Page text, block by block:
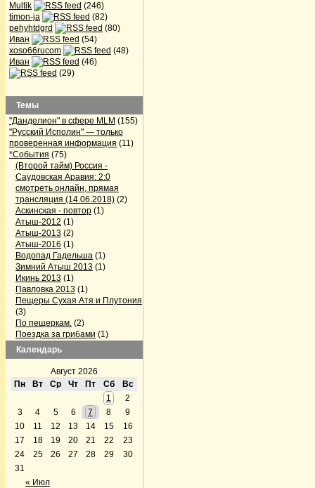
Multik
(246)
timon-ja
(82)
pehyhtdgrd
(80)
Иван
(54)
xoso66rucom
(48)
Иван
(46)
(29)
Темы
"Данделион" в сфере MLM (155)
"Русский Исполин" — только
проверенная информация (11)
*События (75)
(Второй тайм) Россия -
Саудовская Аравия: 2:0
смотреть онлайн, прямая
трансляция (14.06.2018) (2)
Аскинская - повтор (1)
Атыш-2012 (1)
Атыш-2013 (2)
Атыш-2016 (1)
Водопад Гадельша (1)
Зимний Атыш 2013 (1)
Икинь 2013 (1)
Павловка 2013 (1)
Пещеры Сухая Атя и Плутония
(3)
По пещеркам. (2)
Поездка за грибами (1)
Поездка на Павловку
Поездка по пещерам
Челябинской области
Серпиевский пещерный град
Firefox готовит конкурента Skype
(1)
GPS-треки с интернета
(1)
Альпинизм (5)
Байки Семена Воваблина(2)
Барахолка
Лыжи, сноуборды
Календарь
Август 2026
Пн
Вт Ср Чт Пт Сб Вс
« Июл
1
2
3
4 5 6 7 8
9
10
11 12 13 14 15
16
17
18 19 20 21 22
23
24
25 26 27 28 29
30
31